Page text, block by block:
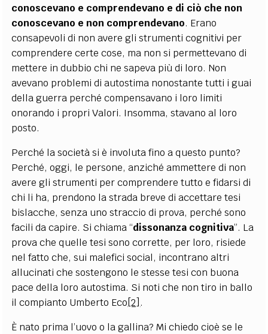
conoscevano e comprendevano e di ciò che non
conoscevano e non comprendevano. Erano
consapevoli di non avere gli strumenti cognitivi per
comprendere certe cose, ma non si permettevano di
mettere in dubbio chi ne sapeva più di loro. Non
avevano problemi di autostima nonostante tutti i guai
della guerra perché compensavano i loro limiti
onorando i propri Valori. Insomma, stavano al loro
posto.
Perché la società si è involuta fino a questo punto?
Perché, oggi, le persone, anziché ammettere di non
avere gli strumenti per comprendere tutto e fidarsi di
chi li ha, prendono la strada breve di accettare tesi
bislacche, senza uno straccio di prova, perché sono
facili da capire. Si chiama “dissonanza cognitiva”. La
prova che quelle tesi sono corrette, per loro, risiede
nel fatto che, sui malefici social, incontrano altri
allucinati che sostengono le stesse tesi con buona
pace della loro autostima. Si noti che non tiro in ballo
il compianto Umberto Eco[2] .
È nato prima l’uovo o la gallina? Mi chiedo cioè se le